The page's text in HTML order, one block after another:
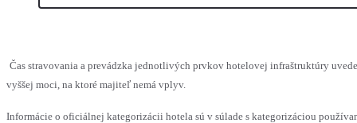
Čas stravovania a prevádzka jednotlivých prvkov hotelovej infraštruktúry
vyššej moci, na ktoré majiteľ nemá vplyv.
Informácie o oficiálnej kategorizácii hotela sú v súlade s kategorizáciou